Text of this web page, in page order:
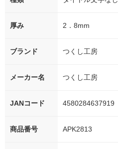
厚み 2．8mm
ブランド つくし工房
メーカー名 つくし工房
JANコード 4580284637919
商品番号 APK2813